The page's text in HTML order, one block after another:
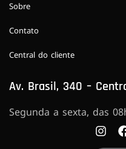
Sobre
Contato
Central do cliente
Av. Brasil, 340 –
Segunda a sexta, das